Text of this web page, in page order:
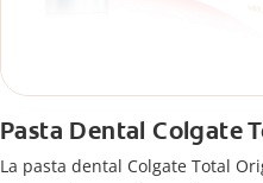
Pasta Dental Colgate
La pasta dental Colgate Total